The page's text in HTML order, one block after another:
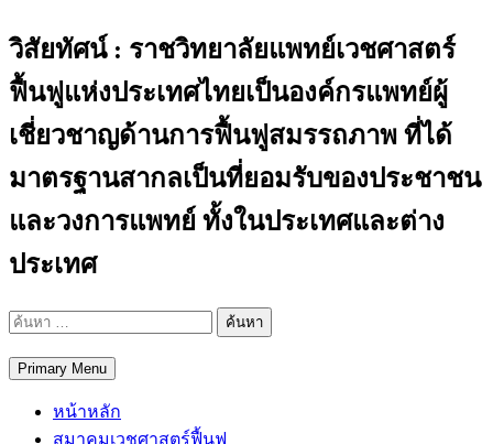
วิสัยทัศน์ : ราชวิทยาลัยแพทย์เวชศาสตร์
ฟื้นฟูแห่งประเทศไทยเป็นองค์กรแพทย์ผู้
เชี่ยวชาญด้านการฟื้นฟูสมรรถภาพ ที่ได้
มาตรฐานสากลเป็นที่ยอมรับของประชาชน
และวงการแพทย์ ทั้งในประเทศและต่าง
ประเทศ
ค้นหา
Primary Menu
หน้าหลัก
สมาคมเวชศาสตร์ฟื้นฟู